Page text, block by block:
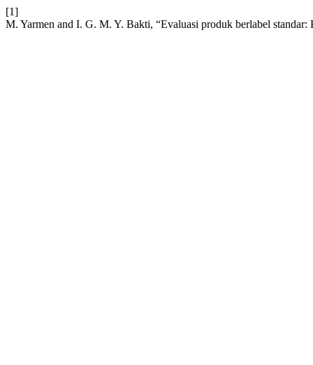
[1]
M. Yarmen and I. G. M. Y. Bakti, “Evaluasi produk berlabel standar: